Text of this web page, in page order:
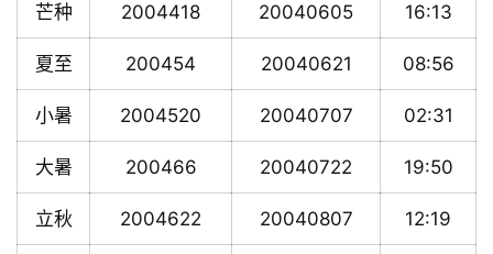
芒种 2004418 20040605 16:13
夏至 200454 20040621 08:56
小暑 2004520 20040707 02:31
大暑 200466 20040722 19:50
立秋 2004622 20040807 12:19